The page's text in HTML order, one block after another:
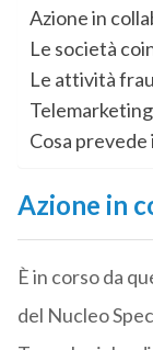
Azione in
Le società
Le attività
Cosa prevede
Azione in
È in corso da
del Nucleo